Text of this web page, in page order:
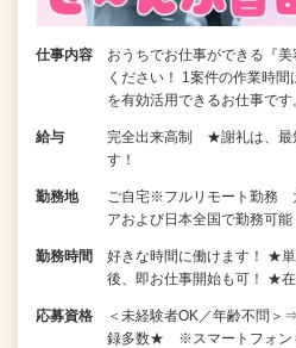
仕事内容
おうちでお仕事ができる『
ください！ 1案件の作業時
を有効活用できるお仕事で
給与
完全出来高制 ★謝礼は、最
す！
勤務地
ご自宅※フルリモート勤務
アおよび日本全国で勤務可能
勤務時間
好きな時間に働けます！ ★
後、即お仕事開始も可！ ★
応募資格
＜未経験者OK／年齢不問
録多数★ ※スマートフォン